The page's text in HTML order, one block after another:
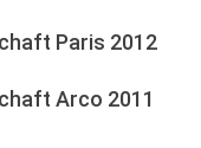
Paris 2012
Arco 2011